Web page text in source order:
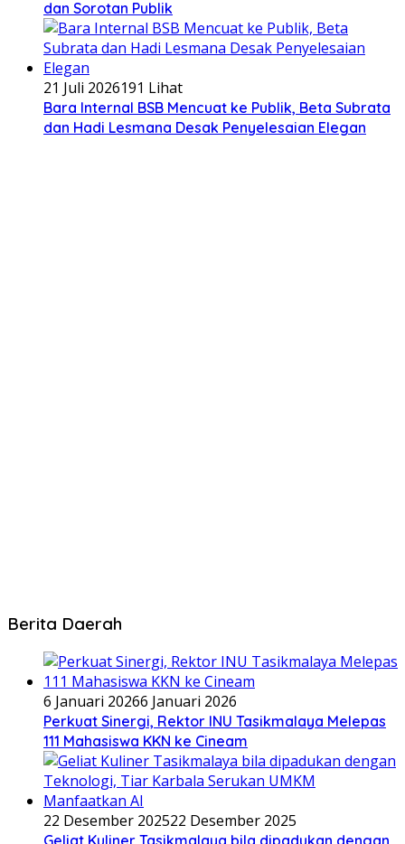
dan Sorotan Publik
21 Juli 2026191 Lihat
Bara Internal BSB Mencuat ke Publik, Beta Subrata
dan Hadi Lesmana Desak Penyelesaian Elegan
Berita Daerah
6 Januari 20266 Januari 2026
Perkuat Sinergi, Rektor INU Tasikmalaya Melepas
111 Mahasiswa KKN ke Cineam
22 Desember 202522 Desember 2025